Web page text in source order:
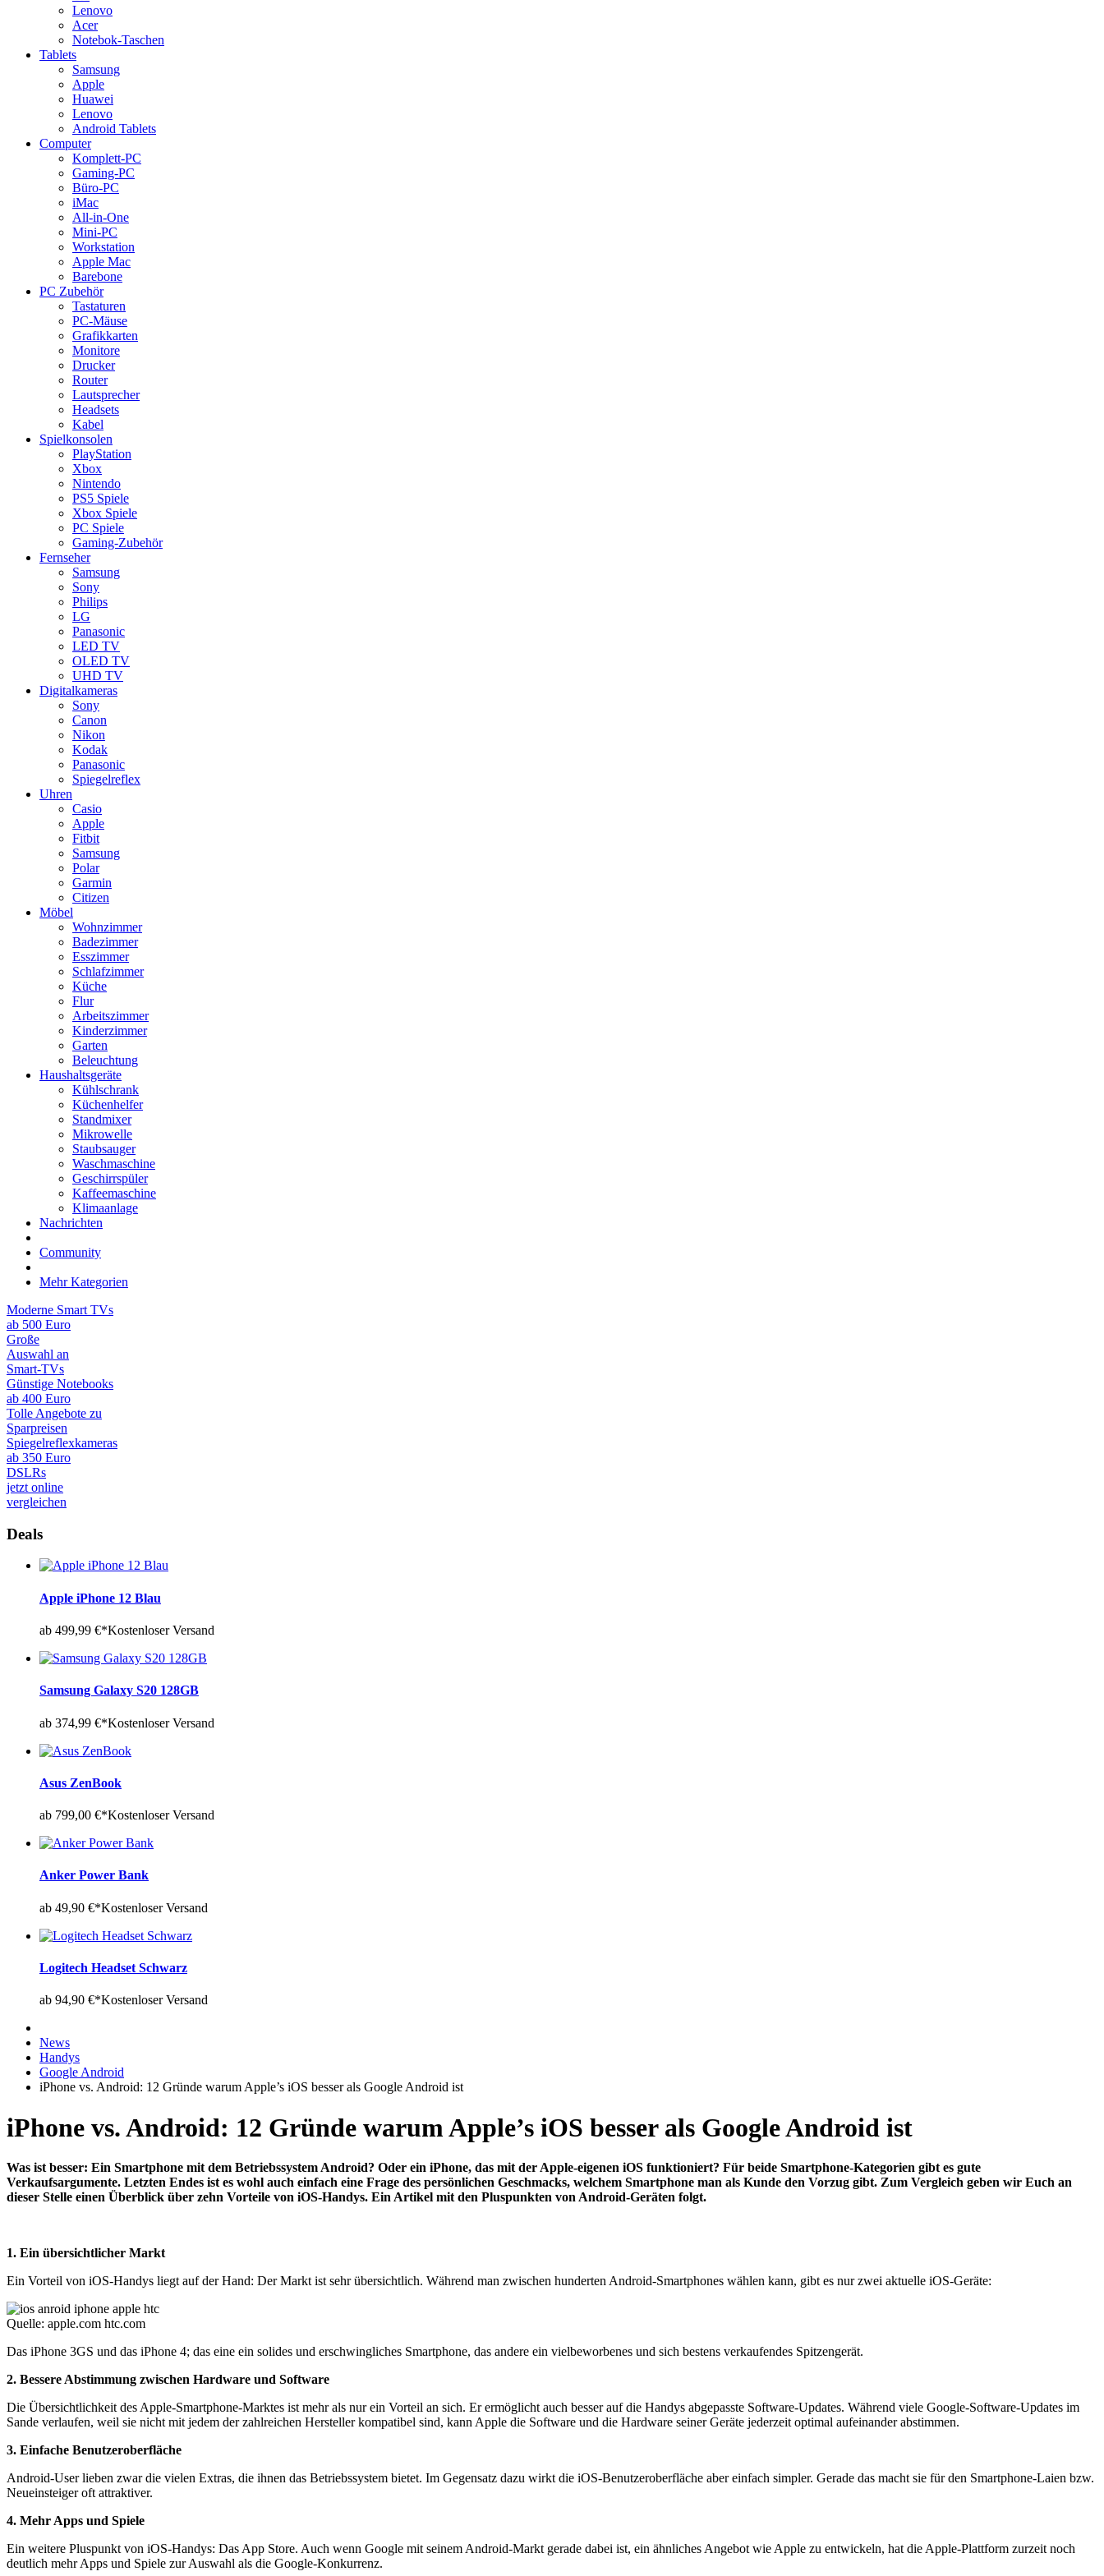
Lenovo
Acer
Notebok-Taschen
Tablets
Samsung
Apple
Huawei
Lenovo
Android Tablets
Computer
Komplett-PC
Gaming-PC
Büro-PC
iMac
All-in-One
Mini-PC
Workstation
Apple Mac
Barebone
PC Zubehör
Tastaturen
PC-Mäuse
Grafikkarten
Monitore
Drucker
Router
Lautsprecher
Headsets
Kabel
Spielkonsolen
PlayStation
Xbox
Nintendo
PS5 Spiele
Xbox Spiele
PC Spiele
Gaming-Zubehör
Fernseher
Samsung
Sony
Philips
LG
Panasonic
LED TV
OLED TV
UHD TV
Digitalkameras
Sony
Canon
Nikon
Kodak
Panasonic
Spiegelreflex
Uhren
Casio
Apple
Fitbit
Samsung
Polar
Garmin
Citizen
Möbel
Wohnzimmer
Badezimmer
Esszimmer
Schlafzimmer
Küche
Flur
Arbeitszimmer
Kinderzimmer
Garten
Beleuchtung
Haushaltsgeräte
Kühlschrank
Küchenhelfer
Standmixer
Mikrowelle
Staubsauger
Waschmaschine
Geschirrspüler
Kaffeemaschine
Klimaanlage
Nachrichten
Community
Mehr Kategorien
Moderne Smart TVs
ab 500 Euro
Große
Auswahl an
Smart-TVs
Günstige Notebooks
ab 400 Euro
Tolle Angebote zu
Sparpreisen
Spiegelreflexkameras
ab 350 Euro
DSLRs
jetzt online
vergleichen
Deals
Apple iPhone 12 Blau
ab 499,99 €*Kostenloser Versand
Samsung Galaxy S20 128GB
ab 374,99 €*Kostenloser Versand
Asus ZenBook
ab 799,00 €*Kostenloser Versand
Anker Power Bank
ab 49,90 €*Kostenloser Versand
Logitech Headset Schwarz
ab 94,90 €*Kostenloser Versand
News
Handys
Google Android
iPhone vs. Android: 12 Gründe warum Apple’s iOS besser als Google Android ist
iPhone vs. Android: 12 Gründe warum Apple’s iOS besser als Google Android ist
Was ist besser: Ein Smartphone mit dem Betriebssystem Android? Oder ein iPhone, das mit der Apple-eigenen iOS funktioniert? Für beide Smartphone-Kategorien gibt es gute
Verkaufsargumente. Letzten Endes ist es wohl auch einfach eine Frage des persönlichen Geschmacks, welchem Smartphone man als Kunde den Vorzug gibt. Zum Vergleich geben wir Euch an
dieser Stelle einen Überblick über zehn Vorteile von iOS-Handys. Ein Artikel mit den Pluspunkten von Android-Geräten folgt.
1. Ein übersichtlicher Markt
Ein Vorteil von iOS-Handys liegt auf der Hand: Der Markt ist sehr übersichtlich. Während man zwischen hunderten Android-Smartphones wählen kann, gibt es nur zwei aktuelle iOS-Geräte:
Quelle: apple.com htc.com
Das iPhone 3GS und das iPhone 4; das eine ein solides und erschwingliches Smartphone, das andere ein vielbeworbenes und sich bestens verkaufendes Spitzengerät.
2. Bessere Abstimmung zwischen Hardware und Software
Die Übersichtlichkeit des Apple-Smartphone-Marktes ist mehr als nur ein Vorteil an sich. Er ermöglicht auch besser auf die Handys abgepasste Software-Updates. Während viele Google-Software-Updates im
Sande verlaufen, weil sie nicht mit jedem der zahlreichen Hersteller kompatibel sind, kann Apple die Software und die Hardware seiner Geräte jederzeit optimal aufeinander abstimmen.
3. Einfache Benutzeroberfläche
Android-User lieben zwar die vielen Extras, die ihnen das Betriebssystem bietet. Im Gegensatz dazu wirkt die iOS-Benutzeroberfläche aber einfach simpler. Gerade das macht sie für den Smartphone-Laien bzw.
Neueinsteiger oft attraktiver.
4. Mehr Apps und Spiele
Ein weitere Pluspunkt von iOS-Handys: Das App Store. Auch wenn Google mit seinem Android-Markt gerade dabei ist, ein ähnliches Angebot wie Apple zu entwickeln, hat die Apple-Plattform zurzeit noch
deutlich mehr Apps und Spiele zur Auswahl als die Google-Konkurrenz.